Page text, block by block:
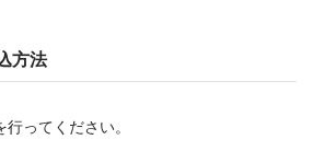
方法
ってください。